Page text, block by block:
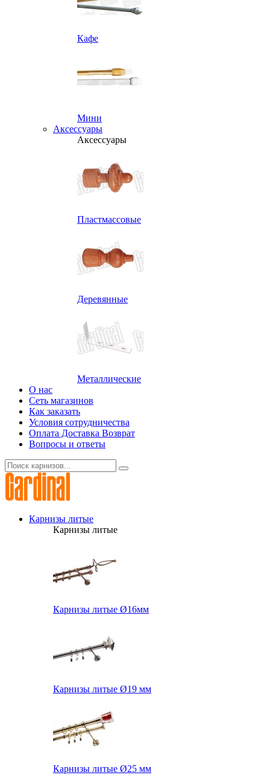
Кафе
Мини
Аксессуары
Аксессуары
Пластмассовые
Деревянные
Металлические
О нас
Сеть магазинов
Как заказать
Условия сотрудничества
Оплата Доставка Возврат
Вопросы и ответы
Карнизы литые
Карнизы литые
Карнизы литые Ø16мм
Карнизы литые Ø19 мм
Карнизы литые Ø25 мм